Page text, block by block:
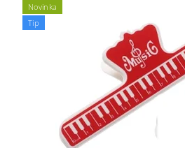
Novinka
Tip